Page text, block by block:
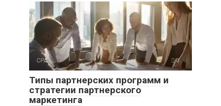
CPA 0
Типы партнерских программ и
стратегии партнерского
маркетинга